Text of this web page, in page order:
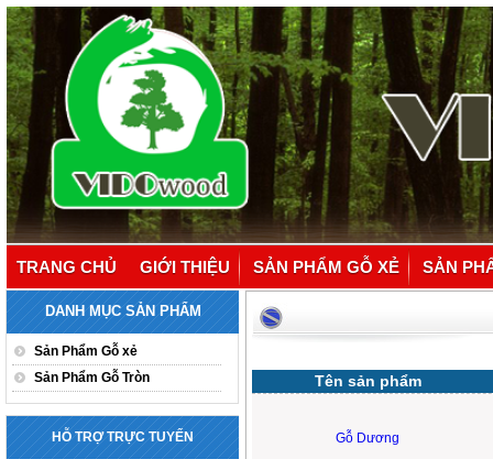
TRANG CHỦ GIỚI THIỆU SẢN PHẨM GỖ XẺ SẢN
Tên sản phẩm
Gỗ Dương
DANH MỤC SẢN PHẨM
Sản Phẩm Gỗ xẻ
Sản Phẩm Gỗ Tròn
HỖ TRỢ TRỰC TUYẾN